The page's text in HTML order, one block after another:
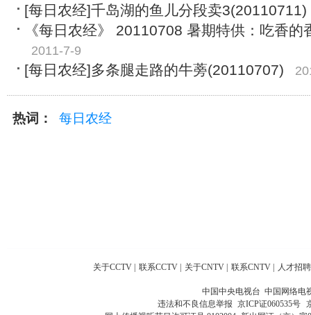
[每日农经]千岛湖的鱼儿分段卖3(20110711)
《每日农经》 20110708 暑期特供：吃香的
2011-7-9
[每日农经]多条腿走路的牛蒡(20110707)
热词： 每日农经
关于CCTV 联系CCTV 关于CNTV 联系CNTV 人才招聘
中国中央电视台 中国网络电
违法和不良信息举报 京ICP证060535号